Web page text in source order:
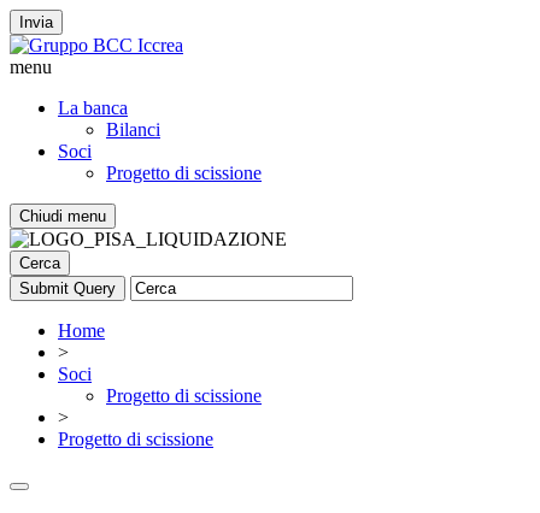
Invia
menu
La banca
Bilanci
Soci
Progetto di scissione
Chiudi menu
Cerca
Home
>
Soci
Progetto di scissione
>
Progetto di scissione